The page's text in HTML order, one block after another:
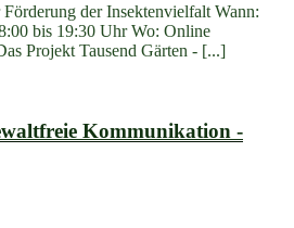
der Insektenvielfalt Wann:
bis 19:30 Uhr Wo: Online
Projekt Tausend Gärten - [...]
Kommunikation -